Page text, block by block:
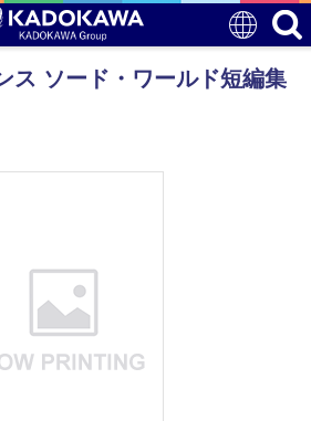
ス ソード・ワールド短編集